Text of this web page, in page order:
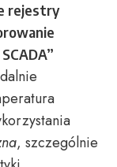
rejestry
, szczególnie